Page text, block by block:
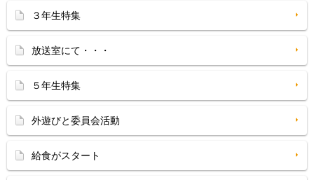
３年生特集
放送室にて・・・
５年生特集
外遊びと委員会活動
給食がスタート